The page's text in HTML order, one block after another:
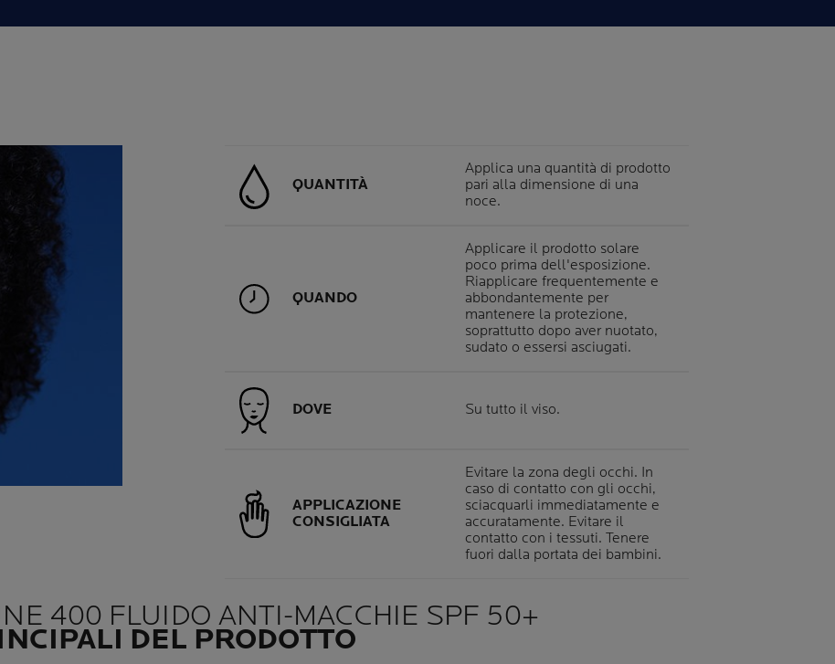
QUANTITÀ
Applica una quantità di prodotto
pari alla dimensione di una
noce.
QUANDO
Applicare il prodotto solare
poco prima dell'esposizione.
Riapplicare frequentemente e
abbondantemente per
mantenere la protezione,
soprattutto dopo aver nuotato,
sudato o essersi asciugati.
DOVE Su tutto il viso.
APPLICAZIONE
CONSIGLIATA
Evitare la zona degli occhi. In
caso di contatto con gli occhi,
sciacquarli immediatamente e
accuratamente. Evitare il
contatto con i tessuti. Tenere
fuori dalla portata dei bambini.
400 FLUIDO ANTI-MACCHIE SPF 50+
DEL PRODOTTO